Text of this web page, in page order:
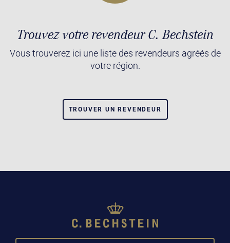
Trouvez votre revendeur C. Bechstein
Vous trouverez ici une liste des revendeurs agréés de
votre région.
TROUVER UN REVENDEUR